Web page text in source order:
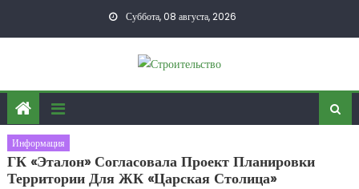
Суббота, 08 августа, 2026
Информация
ГК «Эталон» Согласовала Проект Планировки
Территории Для ЖК «Царская Столица»